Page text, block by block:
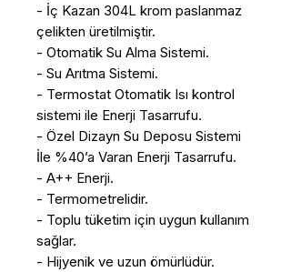
- İç Kazan 304L krom paslanmaz
çelikten üretilmiştir.
- Otomatik Su Alma Sistemi.
- Su Arıtma Sistemi.
- Termostat Otomatik Isı kontrol
sistemi ile Enerji Tasarrufu.
- Özel Dizayn Su Deposu Sistemi
İle %40’a Varan Enerji Tasarrufu.
- A++ Enerji.
- Termometrelidir.
- Toplu tüketim için uygun kullanım
sağlar.
- Hijyenik ve uzun ömürlüdür.